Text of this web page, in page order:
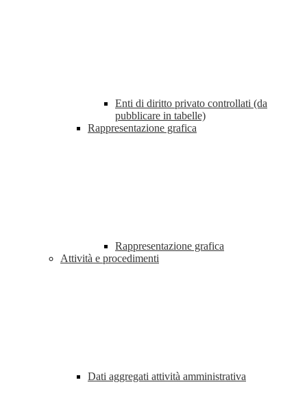
Enti di diritto privato controllati (da
pubblicare in tabelle)
Rappresentazione grafica
Rappresentazione grafica
Attività e procedimenti
Dati aggregati attività amministrativa